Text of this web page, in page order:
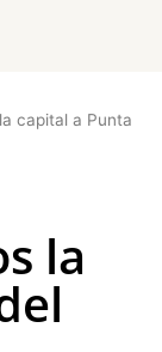
capital a Punta
la